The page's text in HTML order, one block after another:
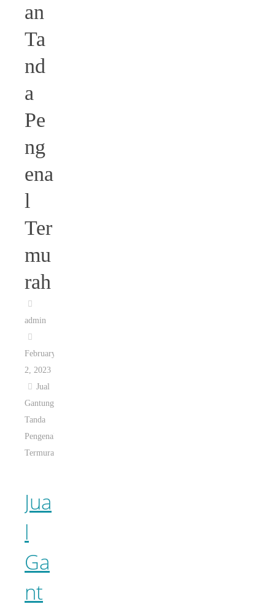
an
Ta
nd
a
Pe
ng
ena
l
Ter
mu
rah
admin
February
2, 2023
Jual
Gantungan
Tanda
Pengenal
Termurah
Jua
l
Ga
nt